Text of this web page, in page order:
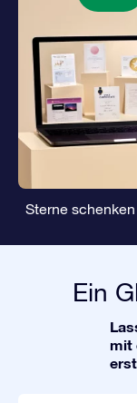
Sterne schenken
Ein
mit